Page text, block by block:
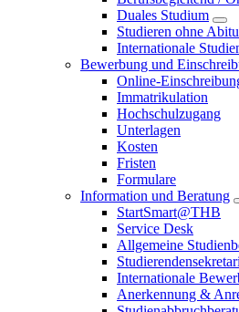
Duales Studium
Studieren ohne
Internationale
Bewerbung und
Online-
Immatrikulation
Hochschulzugang
Unterlagen
Kosten
Fristen
Formulare
Information und Beratung
StartSmart@THB
Service Desk
Allgemeine
Internationale
Anerkennung &